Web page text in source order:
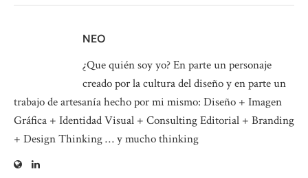
NEO
¿Que quién soy yo? En parte un personaje
creado por la cultura del diseño y en parte un
trabajo de artesanía hecho por mi mismo: Diseño + Imagen
Gráfica + Identidad Visual + Consulting Editorial + Branding
+ Design Thinking … y mucho thinking